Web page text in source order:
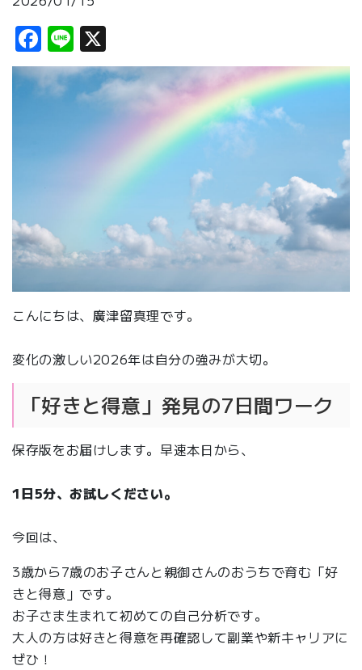
Facebook
Line
こんにちは、廣津留真理です。
変化の激しい2026年は自分の強みが大切。
「好きと得意」発見の7日間ワーク
保存版をお届けします。早速本日から、
1日5分、お試しください。
今回は、
3歳から7歳のお子さんと親御さんのおうちで育む「好
きと得意」です。
お子さま生まれて初めての自己分析です。
大人の方は好きと得意を再確認して副業や新キャリアに
ぜひ！